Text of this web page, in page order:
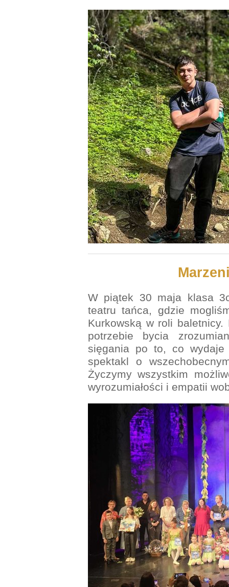
W piątek 30 maja klasa
teatru tańca, gdzie
Kurkowską w roli baletnicy.
potrzebie bycia
sięgania po to, co
spektakl o
Życzymy wszystkim
wyrozumiałości i empatii